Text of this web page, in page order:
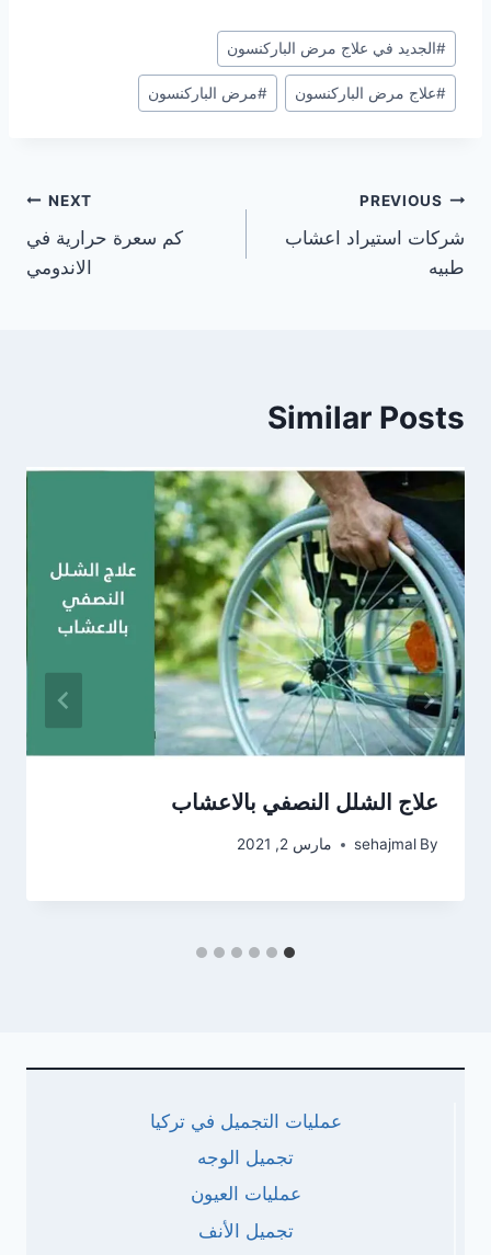
Post
Tags:
#الجديد في علاج مرض الباركنسون
#علاج مرض الباركنسون #مرض الباركنسون
تصفّح
المقالات
PREVIOUS
شركات استيراد اعشاب
طبيه
NEXT
كم سعرة حرارية في
الاندومي
Similar Posts
علاج الشلل النصفي بالاعشاب
By
sehajmal مارس 2, 2021
عمليات التجميل في تركيا
تجميل الوجه
عمليات العيون
تجميل الأنف